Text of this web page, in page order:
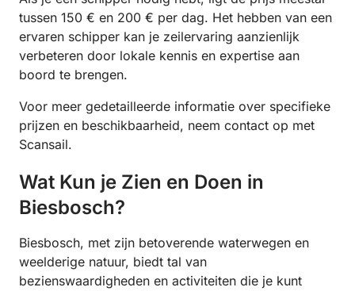
tussen 150 € en 200 € per dag. Het hebben van een
ervaren schipper kan je zeilervaring aanzienlijk
verbeteren door lokale kennis en expertise aan
boord te brengen.
Voor meer gedetailleerde informatie over specifieke
prijzen en beschikbaarheid, neem contact op met
Scansail.
Wat Kun je Zien en Doen in
Biesbosch?
Biesbosch, met zijn betoverende waterwegen en
weelderige natuur, biedt tal van
bezienswaardigheden en activiteiten die je kunt